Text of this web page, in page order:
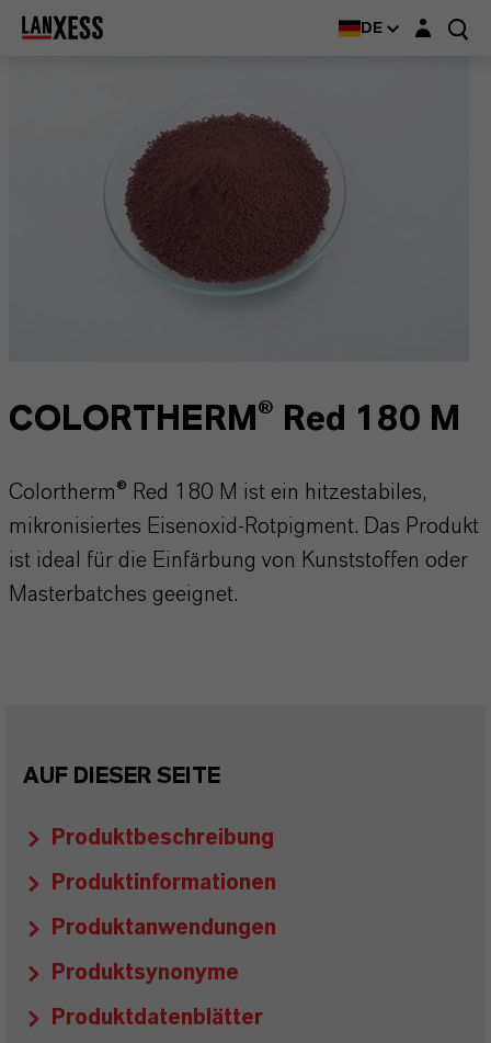
DE Login-Maske
COLORTHERM® Red 180 M
Colortherm® Red 180 M ist ein hitzestabiles,
mikronisiertes Eisenoxid-Rotpigment. Das Produkt
ist ideal für die Einfärbung von Kunststoffen oder
Masterbatches geeignet.
AUF DIESER SEITE
Produktbeschreibung
Produktinformationen
Produktanwendungen
Produktsynonyme
Produktdatenblätter